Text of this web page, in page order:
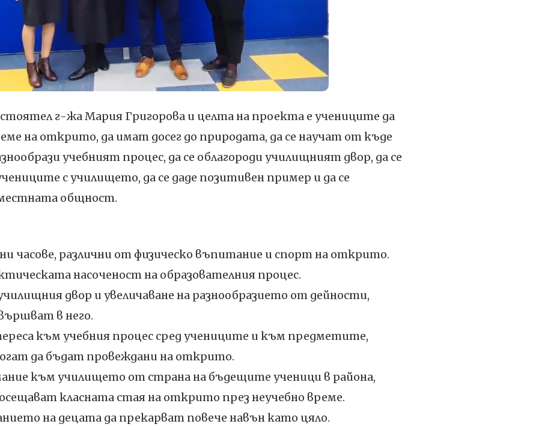
г-жа Мария Григорова и целта на проекта е учениците да
на открито, да имат досег до природата, да се научат от къде
учебният процес, да се облагороди училищният двор, да се
с училището, да се даде позитивен пример и да се
общност.
часове, различни от физическо въпитание и спорт на открито.
насоченост на образователния процес.
двор и увеличаване на разнообразието от дейности,
в него.
към учебния процес сред учениците и към предметите,
да бъдат провеждани на открито.
към училището от страна на бъдещите ученици в района,
класната стая на открито през неучебно време.
на децата да прекарват повече навън като цяло.